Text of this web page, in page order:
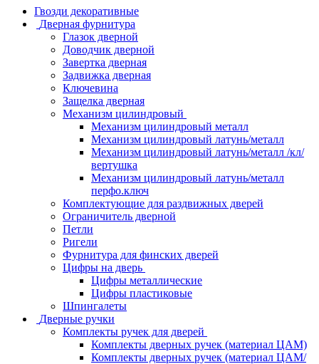
Гвозди декоративные
Дверная фурнитура
Глазок дверной
Доводчик дверной
Завертка дверная
Задвижка дверная
Ключевина
Защелка дверная
Механизм цилиндровый
Механизм цилиндровый металл
Механизм цилиндровый латунь/металл
Механизм цилиндровый латунь/металл /кл/
вертушка
Механизм цилиндровый латунь/металл
перфо.ключ
Комплектующие для раздвижных дверей
Ограничитель дверной
Петли
Ригели
Фурнитура для финских дверей
Цифры на дверь
Цифры металлические
Цифры пластиковые
Шпингалеты
Дверные ручки
Комплекты ручек для дверей
Комплекты дверных ручек (материал ЦАМ)
Комплекты дверных ручек (материал ЦАМ/